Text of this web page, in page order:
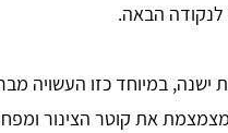
לנקודה הבאה.
ישנה, במיוחד כזו העשויה
את קוטר הצינור